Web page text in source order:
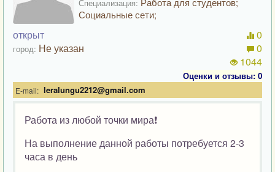
Специализация:
Социальные сети;
открыт
город: Не указан
0
0
1044
Оценки и отзывы: 0
E-mail: leralungu2212@gmail.com
Работа из любой точки мира❗
На выполнение данной работы потребуется 2-3
часа в день